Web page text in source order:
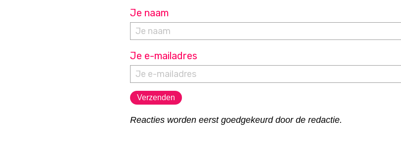
Je naam
Je e-mailadres
Reacties worden eerst goedgekeurd door de redactie.